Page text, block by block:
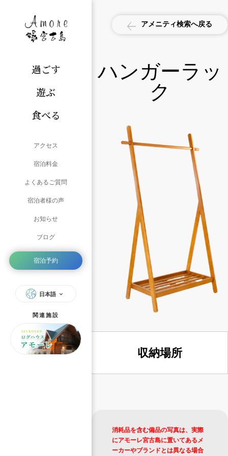
過ごす
遊ぶ
食べる
アクセス
宿泊料金
よくあるご質問
宿泊者様の声
お知らせ
ブログ
宿泊予約
日本語
関連施設
アメニティ検索へ戻る
ハンガーラッ
ク
収納場所
消耗品を含む備品の写真は、実際
にアモーレ宮古島に置いてあるメ
ーカーやブランドとは異なる場合